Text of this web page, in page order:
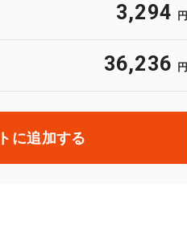
3,294 円
36,236 円
に追加する